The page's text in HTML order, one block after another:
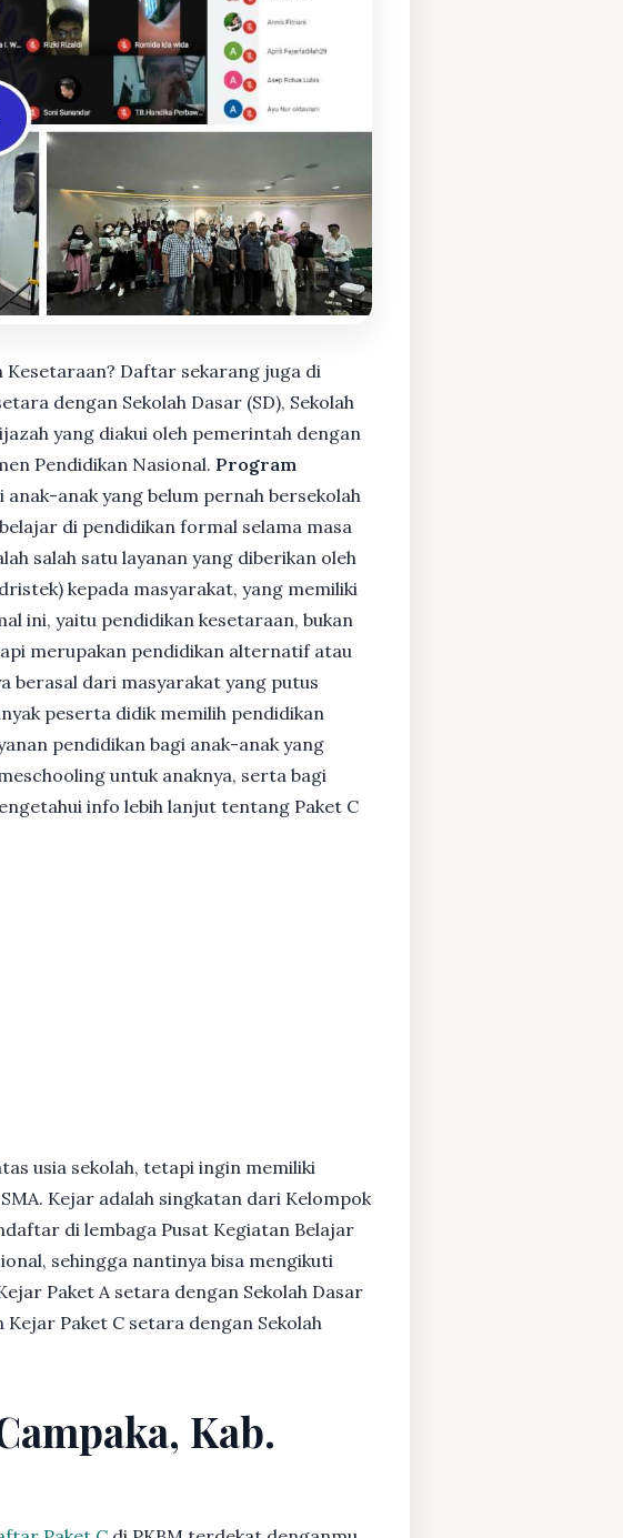
Daftar sekarang juga di
dengan Sekolah Dasar (SD), Sekolah
yang diakui oleh pemerintah dengan
Pendidikan Nasional. Program
anak yang belum pernah bersekolah
di pendidikan formal selama masa
salah satu layanan yang diberikan oleh
kepada masyarakat, yang memiliki
ini, yaitu pendidikan kesetaraan, bukan
merupakan pendidikan alternatif atau
berasal dari masyarakat yang putus
peserta didik memilih pendidikan
pendidikan bagi anak-anak yang
untuk anaknya, serta bagi
info lebih lanjut tentang Paket C
usia sekolah, tetapi ingin memiliki
Kejar adalah singkatan dari Kelompok
di lembaga Pusat Kegiatan Belajar
sehingga nantinya bisa mengikuti
Paket A setara dengan Sekolah Dasar
Kejar Paket C setara dengan Sekolah
Kab.